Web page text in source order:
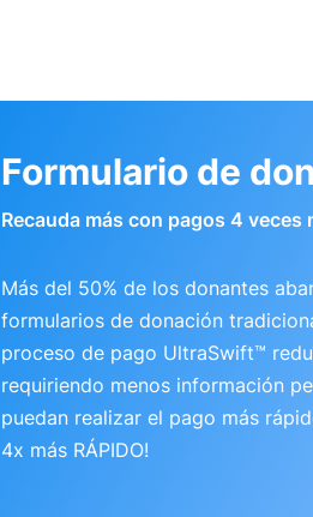
Formulario de
Recauda más con pagos 4 veces
Más del 50% de los donantes
formularios de donación
proceso de pago UltraSwift™
requiriendo menos información
puedan realizar el pago más
4x más RÁPIDO!